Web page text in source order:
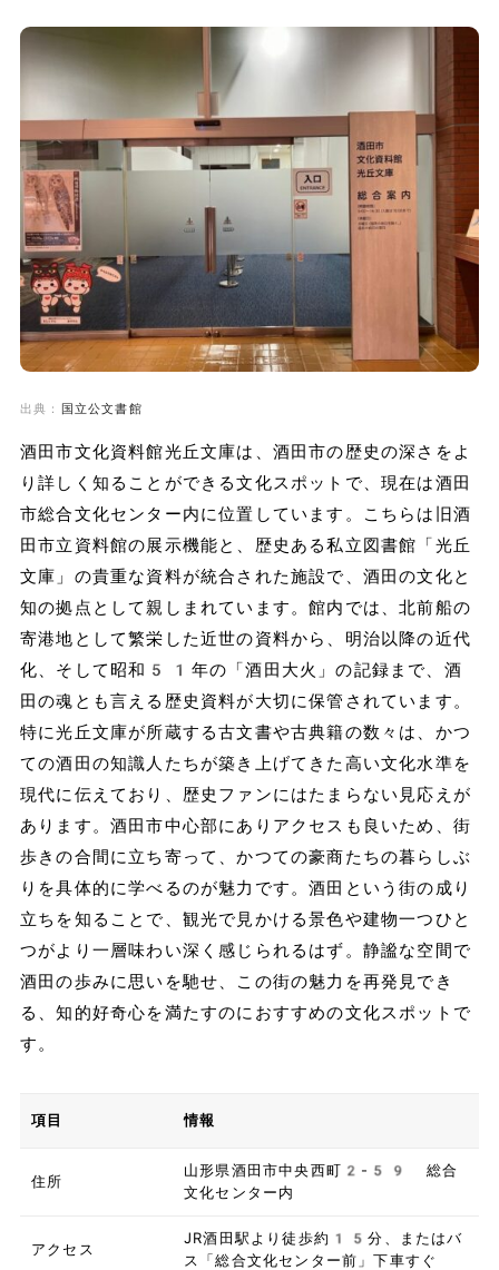
出典： 国立公文書館
酒田市文化資料館光丘文庫は、酒田市の歴史の深さをよ
り詳しく知ることができる文化スポットで、現在は酒田
市総合文化センター内に位置しています。こちらは旧酒
田市立資料館の展示機能と、歴史ある私立図書館「光丘
文庫」の貴重な資料が統合された施設で、酒田の文化と
知の拠点として親しまれています。館内では、北前船の
寄港地として繁栄した近世の資料から、明治以降の近代
化、そして昭和51年の「酒田大火」の記録まで、酒
田の魂とも言える歴史資料が大切に保管されています。
特に光丘文庫が所蔵する古文書や古典籍の数々は、かつ
ての酒田の知識人たちが築き上げてきた高い文化水準を
現代に伝えており、歴史ファンにはたまらない見応えが
あります。酒田市中心部にありアクセスも良いため、街
歩きの合間に立ち寄って、かつての豪商たちの暮らしぶ
りを具体的に学べるのが魅力です。酒田という街の成り
立ちを知ることで、観光で見かける景色や建物一つひと
つがより一層味わい深く感じられるはず。静謐な空間で
酒田の歩みに思いを馳せ、この街の魅力を再発見でき
る、知的好奇心を満たすのにおすすめの文化スポットで
す。
項目 情報
住所
山形県酒田市中央西町2-59 総合
文化センター内
アクセス
JR酒田駅より徒歩約15分、またはバ
ス「総合文化センター前」下車すぐ